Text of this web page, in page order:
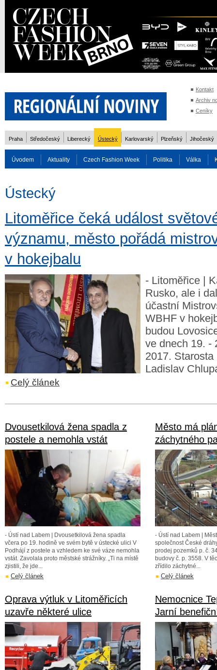
Kontakt
Archiv
Ceníky
Praha Středočeský Liberecký Ústecký Karlovarský Plzeňský Jihočeský
Úvodem Aktuality Czech Fashion Week Politika Válka
Ústecký
Litoměřice čeká událost
významu, město pořádá
v hokejbalu
- Litoměřice |
Rusko, ale i
účastní
WBHF v
budou
ve dnech 19. -
2017. Starosta
Ladislav
Celý článek
Dvousetkilová žena spadla z
postele a nemohla vstát
- Ústí nad Labem | Dvousetkilová žena spadla
včera po 19. hodině ve svém bytě v ústecké ulici V
Podhájí z postele a vzhledem ke své váze nemohla
vstát. Zavolala proto městské strážníky. „Ti na místě
zjistili, že jde...
Celý článek
Město má
záchytného
- Ústí nad Labem |
společnost České
prodej pozemků p. č.
budovy č. p. 3558. V
zřídilo záchytné...
Celý článek
Oprava výtluk v Litoměřicích
uzavře některé ulice
Nemocnice
Jarní